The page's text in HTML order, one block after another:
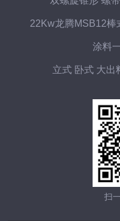
22Kw龙腾MSB12棒
涂料
立式 卧式 大出
扫